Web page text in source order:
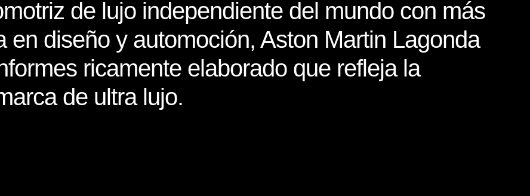
de lujo independiente del mundo con más
en diseño y automoción, Aston Martin Lagonda
ricamente elaborado que refleja la
de ultra lujo.